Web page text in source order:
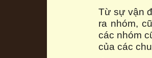
Từ sự vận
ra nhóm,
các nhóm
của các